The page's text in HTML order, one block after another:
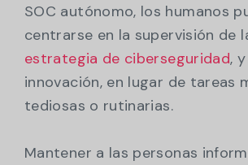
SOC autónomo, los humanos
centrarse en la supervisión de
estrategia de ciberseguridad,
innovación, en lugar de tareas
tediosas o rutinarias.
Mantener a las personas